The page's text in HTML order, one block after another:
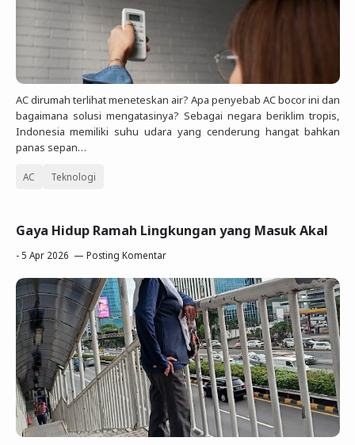
AC dirumah terlihat meneteskan air? Apa penyebab AC bocor ini dan
bagaimana solusi mengatasinya? Sebagai negara beriklim tropis,
Indonesia memiliki suhu udara yang cenderung hangat bahkan
panas sepan…
AC Teknologi
Gaya Hidup Ramah Lingkungan yang Masuk Akal
- 5 Apr 2026 Posting Komentar